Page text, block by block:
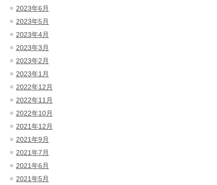
2023年6月
2023年5月
2023年4月
2023年3月
2023年2月
2023年1月
2022年12月
2022年11月
2022年10月
2021年12月
2021年9月
2021年7月
2021年6月
2021年5月